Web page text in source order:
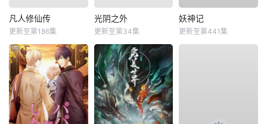
凡人修仙传
更新至第186集
光阴之外
更新至第34集
妖神记
更新至第441集